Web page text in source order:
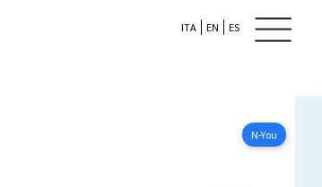
ITA EN ES
N-You